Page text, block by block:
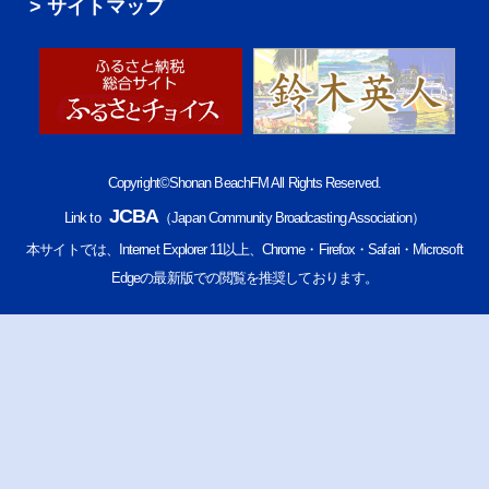
サイトマップ
Copyright©Shonan BeachFM All Rights Reserved.
Link to JCBA（Japan Community Broadcasting Association）
本サイトでは、Internet Explorer 11以上、Chrome・Firefox・Safari・Microsoft
Edgeの最新版での閲覧を推奨しております。